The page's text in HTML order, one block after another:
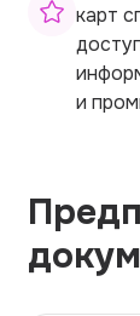
карт
и